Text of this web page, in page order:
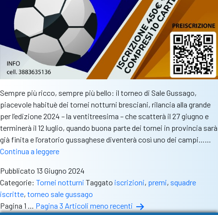
Sempre più ricco, sempre più bello: il torneo di Sale Gussago,
piacevole habituè dei tornei notturni bresciani, rilancia alla grande
per l’edizione 2024 – la ventitreesima – che scatterà il 27 giugno e
terminerà il 12 luglio, quando buona parte dei tornei in provincia sarà
già finita e l’oratorio gussaghese diventerà così uno dei campi……
Continua a leggereTorneo
Gussago
sempre
più
bello
Pubblicato 13 Giugno 2024
Categorie: Tornei notturni Taggato iscrizioni, premi, squadre
iscritte, torneo sale gussago
Paginazione
Pagina 1 … Pagina 3 Articoli meno recenti